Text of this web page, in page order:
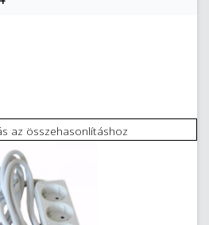
az összehasonlításhoz